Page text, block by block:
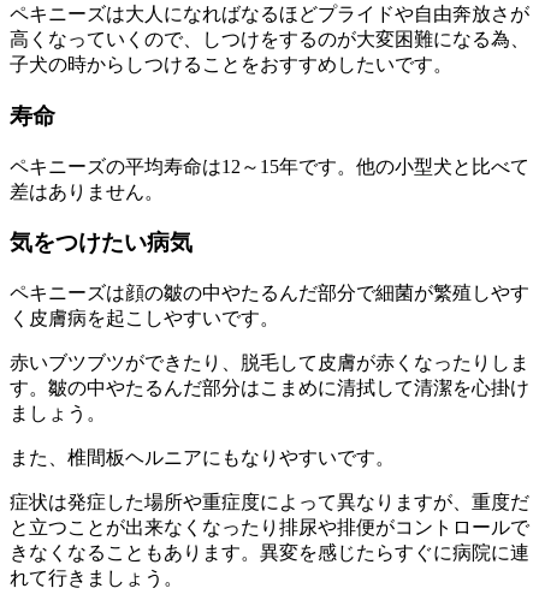
ペキニーズは大人になればなるほどプライドや自由奔放さが
高くなっていく ので、しつけをするのが大変困難になる為、
子犬の時からしつけることをおすすめしたいです。
寿命
ペキニーズの平均寿命は12～15年です。他の小型犬と比べて
差はありません。
気をつけたい病気
ペキニーズは顔の皺の中やたるんだ部分で細菌が繁殖しやす
く 皮膚病を起こしやすいです。
赤いブツブツができたり、脱毛して皮膚が赤くなったりしま
す。皺の中やたるんだ部分はこまめに清拭して清潔を心掛け
ましょう。
また、 椎間板ヘルニアにもなりやすいです。
症状は発症した場所や重症度によって異なりますが、重度だ
と立つことが出来なくなったり排尿や排便がコントロールで
きなくなることもあります。異変を感じたらすぐに病院に連
れて行きましょう。